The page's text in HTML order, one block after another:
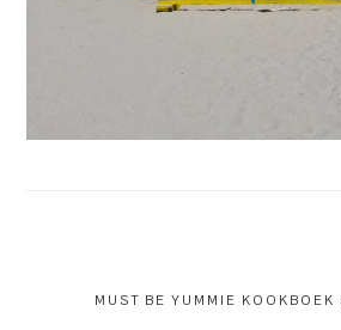
MUST BE YUMMIE KOOKBOEK